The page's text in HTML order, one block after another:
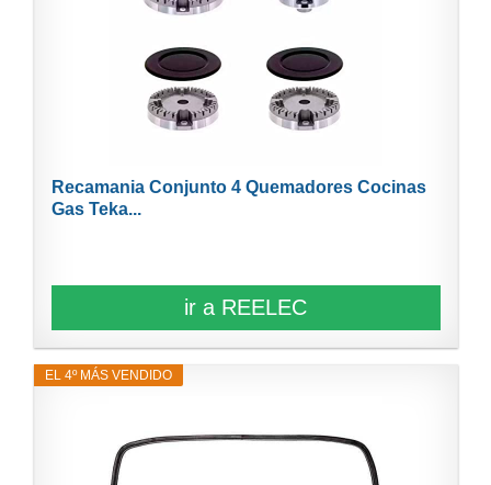
Recamania Conjunto 4 Quemadores Cocinas
Gas Teka...
ir a REELEC
EL 4º MÁS VENDIDO